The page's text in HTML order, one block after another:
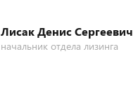
Лисак Денис Сергеевич
начальник отдела лизинга